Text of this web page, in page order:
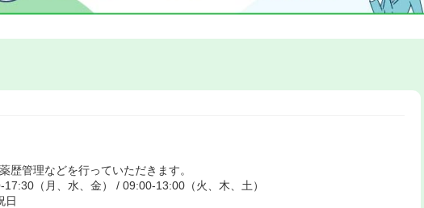
歴管理などを行っていただきます。
（月、水、金） / 09:00-13:00（火、木、土）
日